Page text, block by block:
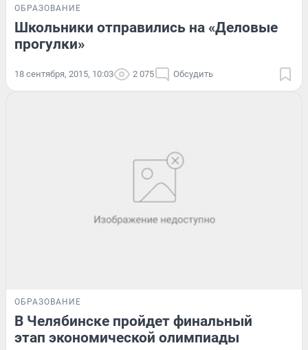
ОБРАЗОВАНИЕ
Школьники отправились на «Деловые
прогулки»
18 сентября, 2015, 10:03 2 075 Обсудить
ОБРАЗОВАНИЕ
В Челябинске пройдет финальный
этап экономической олимпиады